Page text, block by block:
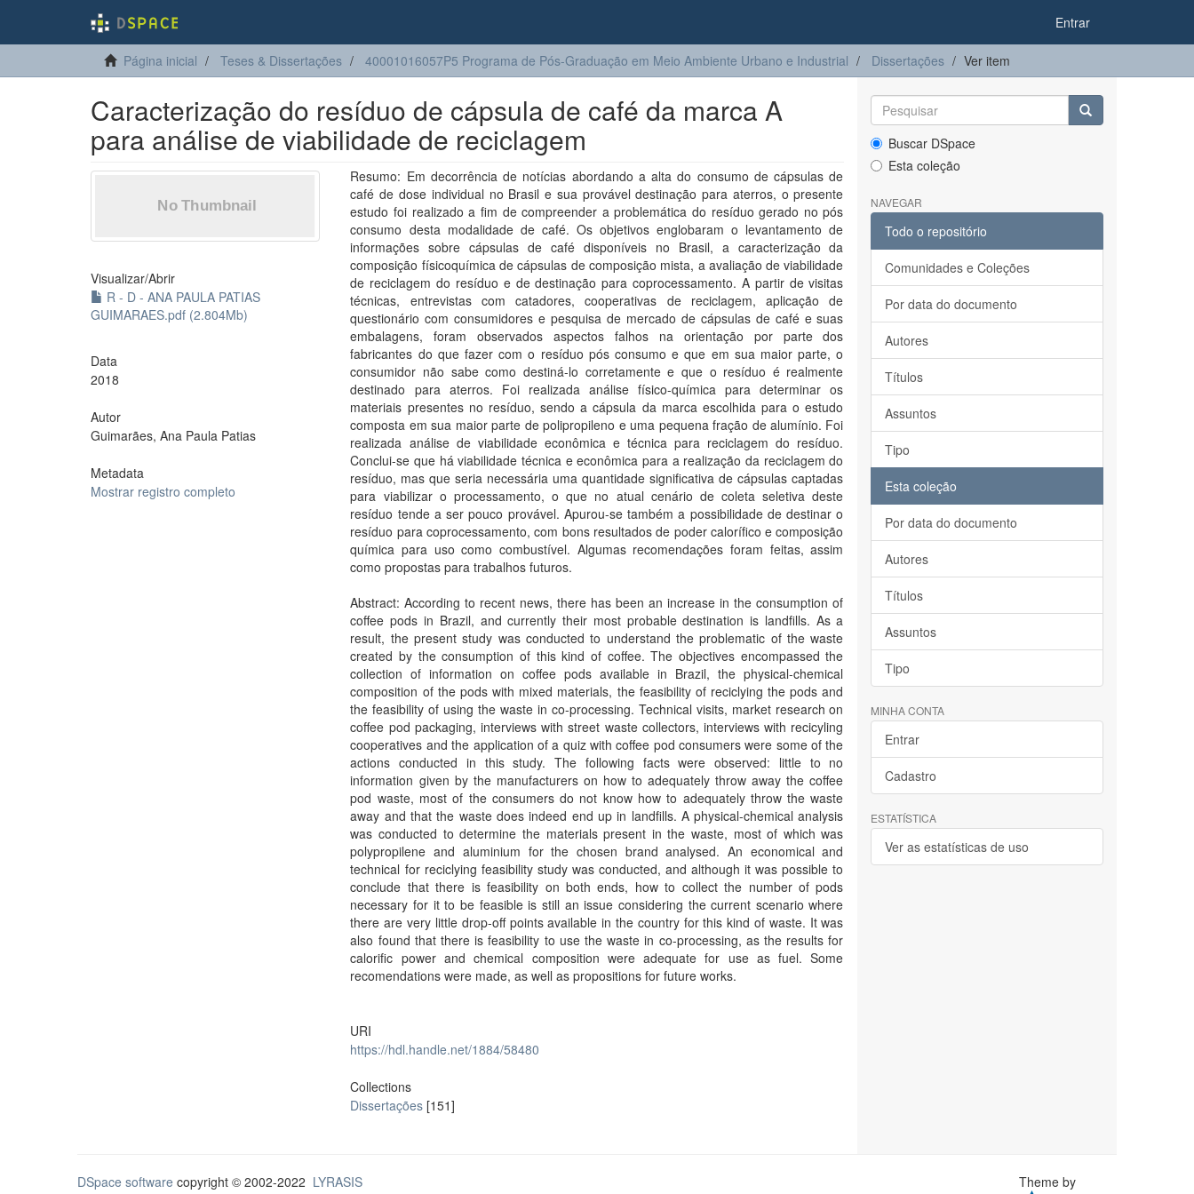
Entrar
Página inicial Teses & Dissertações 40001016057P5 Programa de Pós-Graduação em Meio Ambiente Urbano e Industrial Dissertações Ver item
Caracterização do resíduo de cápsula de café da marca A
para análise de viabilidade de reciclagem
Visualizar/Abrir
R - D - ANA PAULA PATIAS
GUIMARAES.pdf (2.804Mb)
Data
2018
Autor
Guimarães, Ana Paula Patias
Metadata
Mostrar registro completo
Resumo: Em decorrência de notícias abordando a alta do consumo de cápsulas de
café de dose individual no Brasil e sua provável destinação para aterros, o presente
estudo foi realizado a fim de compreender a problemática do resíduo gerado no pós
consumo desta modalidade de café. Os objetivos englobaram o levantamento de
informações sobre cápsulas de café disponíveis no Brasil, a caracterização da
composição físicoquímica de cápsulas de composição mista, a avaliação de viabilidade
de reciclagem do resíduo e de destinação para coprocessamento. A partir de visitas
técnicas, entrevistas com catadores, cooperativas de reciclagem, aplicação de
questionário com consumidores e pesquisa de mercado de cápsulas de café e suas
embalagens, foram observados aspectos falhos na orientação por parte dos
fabricantes do que fazer com o resíduo pós consumo e que em sua maior parte, o
consumidor não sabe como destiná-lo corretamente e que o resíduo é realmente
destinado para aterros. Foi realizada análise físico-química para determinar os
materiais presentes no resíduo, sendo a cápsula da marca escolhida para o estudo
composta em sua maior parte de polipropileno e uma pequena fração de alumínio. Foi
realizada análise de viabilidade econômica e técnica para reciclagem do resíduo.
Conclui-se que há viabilidade técnica e econômica para a realização da reciclagem do
resíduo, mas que seria necessária uma quantidade significativa de cápsulas captadas
para viabilizar o processamento, o que no atual cenário de coleta seletiva deste
resíduo tende a ser pouco provável. Apurou-se também a possibilidade de destinar o
resíduo para coprocessamento, com bons resultados de poder calorífico e composição
química para uso como combustível. Algumas recomendações foram feitas, assim
como propostas para trabalhos futuros.
Abstract: According to recent news, there has been an increase in the consumption of
coffee pods in Brazil, and currently their most probable destination is landfills. As a
result, the present study was conducted to understand the problematic of the waste
created by the consumption of this kind of coffee. The objectives encompassed the
collection of information on coffee pods available in Brazil, the physical-chemical
composition of the pods with mixed materials, the feasibility of reciclying the pods and
the feasibility of using the waste in co-processing. Technical visits, market research on
coffee pod packaging, interviews with street waste collectors, interviews with recicyling
cooperatives and the application of a quiz with coffee pod consumers were some of the
actions conducted in this study. The following facts were observed: little to no
information given by the manufacturers on how to adequately throw away the coffee
pod waste, most of the consumers do not know how to adequately throw the waste
away and that the waste does indeed end up in landfills. A physical-chemical analysis
was conducted to determine the materials present in the waste, most of which was
polypropilene and aluminium for the chosen brand analysed. An economical and
technical for reciclying feasibility study was conducted, and although it was possible to
conclude that there is feasibility on both ends, how to collect the number of pods
necessary for it to be feasible is still an issue considering the current scenario where
there are very little drop-off points available in the country for this kind of waste. It was
also found that there is feasibility to use the waste in co-processing, as the results for
calorific power and chemical composition were adequate for use as fuel. Some
recomendations were made, as well as propositions for future works.
URI
https://hdl.handle.net/1884/58480
Collections
Dissertações [151]
Buscar DSpace
Esta coleção
NAVEGAR
Todo o repositório
Comunidades e Coleções
Por data do documento
Autores
Títulos
Assuntos
Tipo
Esta coleção
Por data do documento
Autores
Títulos
Assuntos
Tipo
MINHA CONTA
Entrar
Cadastro
ESTATÍSTICA
Ver as estatísticas de uso
DSpace software copyright © 2002-2022 LYRASIS
Theme by